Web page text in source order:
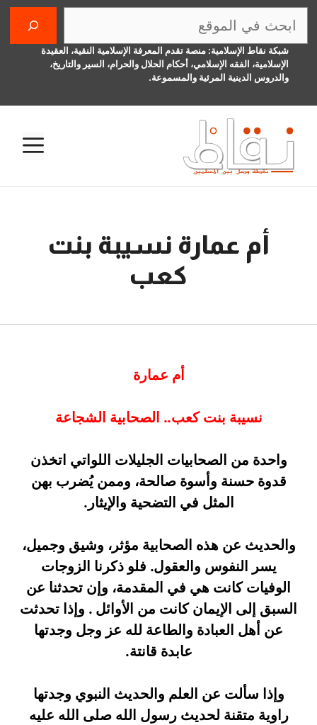
انتقل
المحتوىشبكة نقاط الإسلامية: منصة تقدم المعرفة الإسلامية النقية، العقيدة
الإسلامية، الفقه الإسلامي، أحكام الحلال والحرام، السير والتاريخ،
والدروس الدينية المرئية والمسموعة.
أم عمارة نسيبة بنت
كعب
أم عمارة
نسيبة بنت كعب.. الصحابية الشجاعة
واحدة من الصحابيات الجليلات اللواتي اتخذن
قدوة حسنة وأسوة صالحة، وممن يُضرب بهن
المثل في التضحية والإيثار.
والحديث عن هذه الصحابية مؤثر، وشيق وجميل،
يسر النفوس والعقول. فلو ذكرنا الزوجات
الوفيات كانت هي في المقدمة، وإن تحدثنا عن
السبق إلى الإيمان كانت من الأوائل . وإذا تحدثت
عن أهل العبادة والطاعة لله عز وجل وجدتها
عابدة قانتة.
وإذا سألت عن العلم والحديث النبوي وجدتها
راوية متقنة لحديث رسول الله صلى الله عليه